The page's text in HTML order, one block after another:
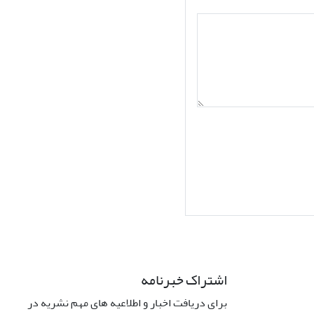
اشتراک خبرنامه
برای دریافت اخبار و اطلاعیه های مهم نشریه در